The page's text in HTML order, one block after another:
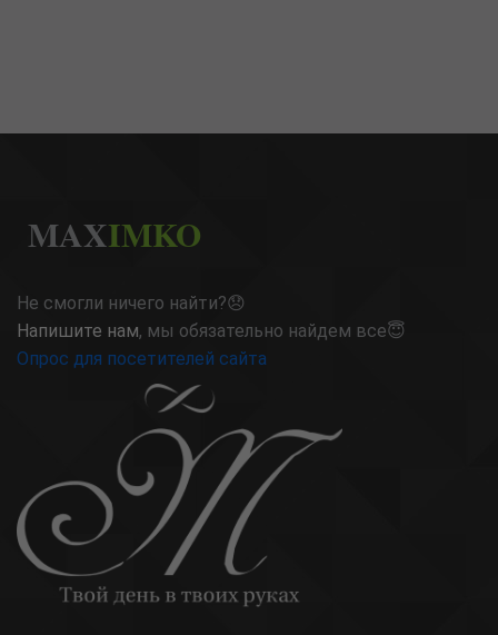
MAXIMKO
Не смогли ничего найти?😞
Напишите нам, мы обязательно найдем все😇
Опрос для посетителей сайта